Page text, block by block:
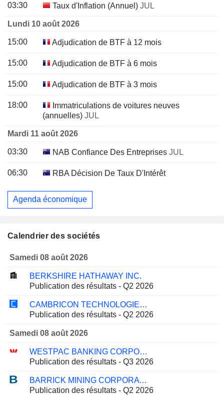
03:30 Taux d'Inflation (Annuel) JUL
Lundi 10 août 2026
15:00 Adjudication de BTF à 12 mois
15:00 Adjudication de BTF à 6 mois
15:00 Adjudication de BTF à 3 mois
18:00
Immatriculations de voitures neuves
(annuelles) JUL
Mardi 11 août 2026
03:30 NAB Confiance Des Entreprises JUL
06:30 RBA Décision De Taux D'Intérêt
Agenda économique
Calendrier des sociétés
Samedi 08 août 2026
BERKSHIRE HATHAWAY INC.
Publication des résultats - Q2 2026
CAMBRICON TECHNOLOGIES CORPORATION LIMITED
Publication des résultats - Q2 2026
Samedi 08 août 2026
WESTPAC BANKING CORPORATION
Publication des résultats - Q3 2026
BARRICK MINING CORPORATION
Publication des résultats - Q2 2026